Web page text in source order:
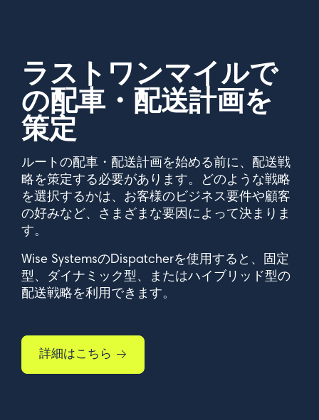
ラストワンマイルで
の配車・配送計画を
策定
ルートの配車・配送計画を始める前に、配送戦
略を策定する必要があります。どのような戦略
を選択するかは、お客様のビジネス要件や顧客
の好みなど、さまざまな要因によって決まりま
す。
Wise SystemsのDispatcherを使用すると、固定
型、ダイナミック型、またはハイブリッド型の
配送戦略を利用できます。
詳細はこちら